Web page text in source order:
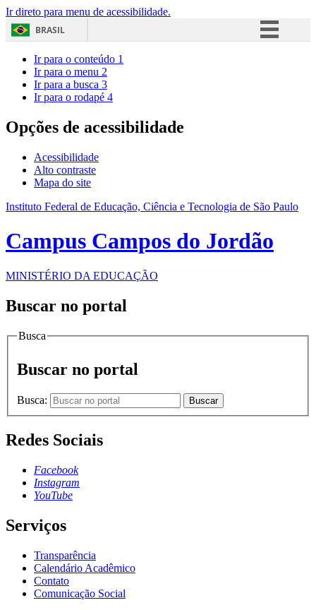
Ir direto para menu de acessibilidade.
BRASIL
Acesso à informação
Ir para o conteúdo 1
Ir para o menu 2
Ir para a busca 3
Ir para o rodapé 4
Opções de acessibilidade
Acessibilidade
Alto contraste
Mapa do site
Instituto Federal de Educação, Ciência e Tecnologia de São Paulo
Campus Campos do Jordão
MINISTÉRIO DA EDUCAÇÃO
Buscar no portal
Busca
Buscar no portal
Busca: Buscar
Redes Sociais
Facebook
Instagram
YouTube
Serviços
Transparência
Calendário Acadêmico
Contato
Comunicação Social